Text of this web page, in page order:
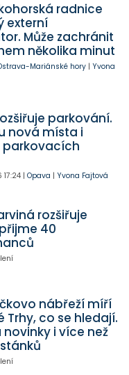
radnice
externí
Může zachránit
několika minut
Mariánské hory| Yvona
parkování.
nová místa i
parkovacích
17:24| Opava | Yvona Fajtová
rozšiřuje
40
nábřeží míří
Trhy, co se hledají.
novinky i více než